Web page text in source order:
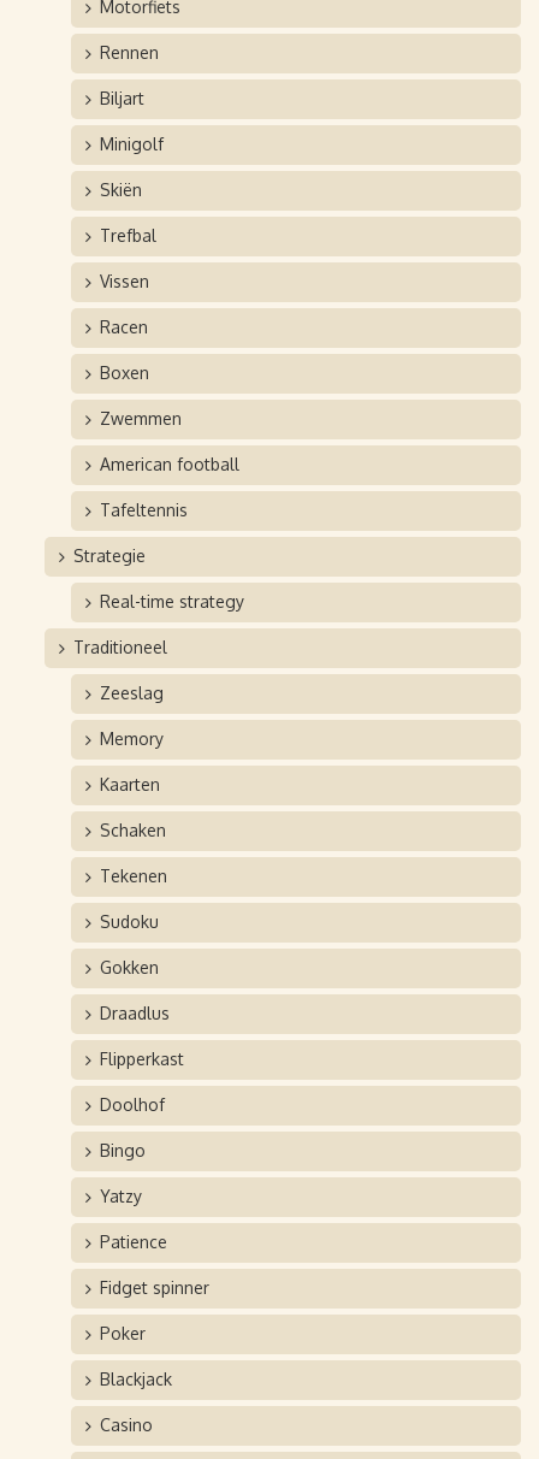
Motorfiets
Rennen
Biljart
Minigolf
Skiën
Trefbal
Vissen
Racen
Boxen
Zwemmen
American football
Tafeltennis
Strategie
Real-time strategy
Traditioneel
Zeeslag
Memory
Kaarten
Schaken
Tekenen
Sudoku
Gokken
Draadlus
Flipperkast
Doolhof
Bingo
Yatzy
Patience
Fidget spinner
Poker
Blackjack
Casino